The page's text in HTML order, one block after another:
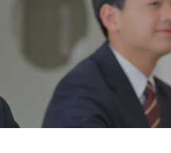
よくある質問